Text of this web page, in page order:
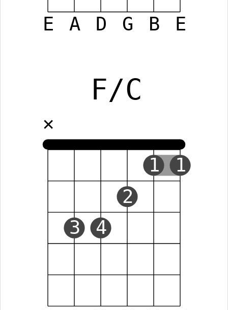
E A D G B E
F/C
✕
3 4
2
1 1